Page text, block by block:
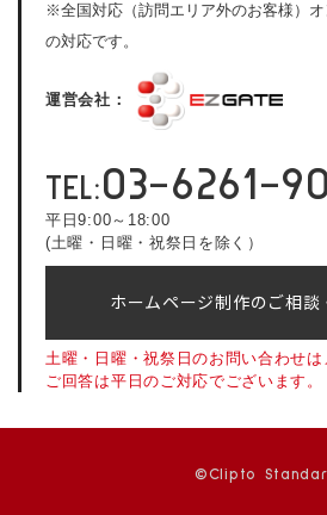
※全国対応（訪問エリア外のお客様）
の対応です。
運営会社：
TEL:03-6261-
平日9:00～18:00
(土曜・日曜・祝祭日を除く）
ホームページ制作のご相談
土曜・日曜・祝祭日のお問い合わせは
ご回答は平日のご対応でございます。
©Clipto